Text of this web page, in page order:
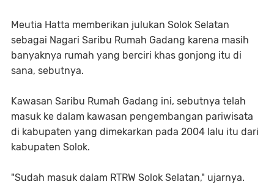
Meutia Hatta memberikan julukan Solok Selatan
sebagai Nagari Saribu Rumah Gadang karena masih
banyaknya rumah yang berciri khas gonjong itu di
sana, sebutnya.
Kawasan Saribu Rumah Gadang ini, sebutnya telah
masuk ke dalam kawasan pengembangan pariwisata
di kabupaten yang dimekarkan pada 2004 lalu itu dari
kabupaten Solok.
"Sudah masuk dalam RTRW Solok Selatan," ujarnya.